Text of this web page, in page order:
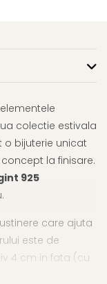
colectie estivala
o bijuterie unicat
la finisare.
925
care ajuta
este de
4 cm in fata (cu